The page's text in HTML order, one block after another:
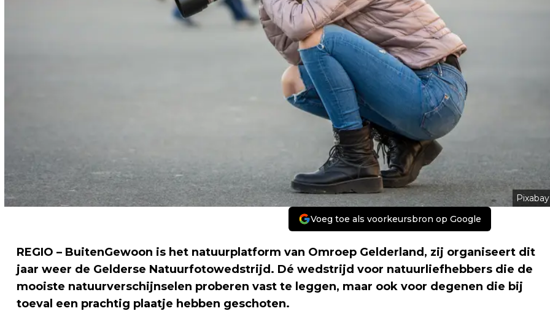
Pixabay
Voeg toe als voorkeursbron op Google
REGIO – BuitenGewoon is het natuurplatform van Omroep Gelderland, zij organiseert dit
jaar weer de Gelderse Natuurfotowedstrijd. Dé wedstrijd voor natuurliefhebbers die de
mooiste natuurverschijnselen proberen vast te leggen, maar ook voor degenen die bij
toeval een prachtig plaatje hebben geschoten.